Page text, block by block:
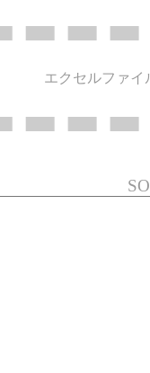
エクセルファイ